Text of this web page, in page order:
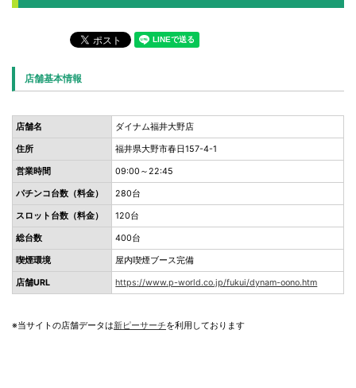
店舗基本情報
店舗名 ダイナム福井大野店
住所 福井県大野市春日157-4-1
営業時間 09:00～22:45
パチンコ台数（料金） 280台
スロット台数（料金） 120台
総台数 400台
喫煙環境 屋内喫煙ブース完備
店舗URL https://www.p-world.co.jp/fukui/dynam-oono.htm
※当サイトの店舗データは新ピーサーチを利用しております